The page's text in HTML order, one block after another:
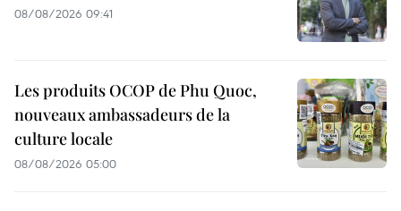
08/08/2026 09:41
Les produits OCOP de Phu Quoc,
nouveaux ambassadeurs de la
culture locale
08/08/2026 05:00